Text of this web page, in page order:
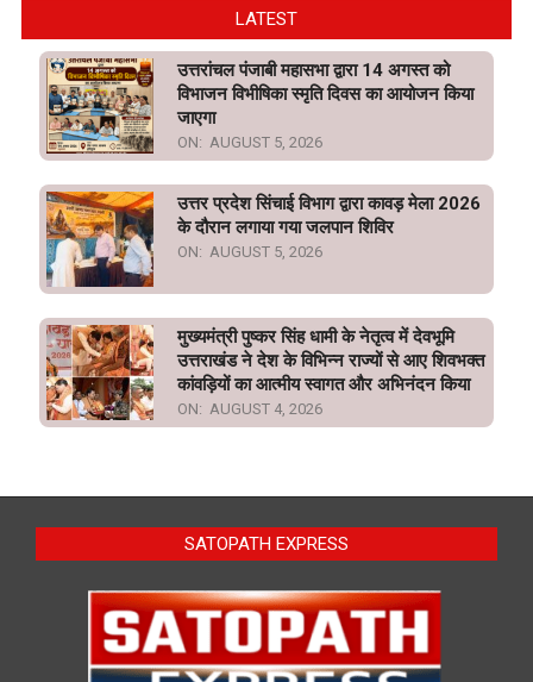
LATEST
उत्तरांचल पंजाबी महासभा द्वारा 14 अगस्त को
विभाजन विभीषिका स्मृति दिवस का आयोजन किया
जाएगा
ON: AUGUST 5, 2026
उत्तर प्रदेश सिंचाई विभाग द्वारा कावड़ मेला 2026
के दौरान लगाया गया जलपान शिविर
ON: AUGUST 5, 2026
मुख्यमंत्री पुष्कर सिंह धामी के नेतृत्व में देवभूमि
उत्तराखंड ने देश के विभिन्न राज्यों से आए शिवभक्त
कांवड़ियों का आत्मीय स्वागत और अभिनंदन किया
ON: AUGUST 4, 2026
SATOPATH EXPRESS